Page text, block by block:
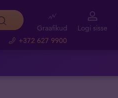
+372 627 9900
Graafikud Logi sisse